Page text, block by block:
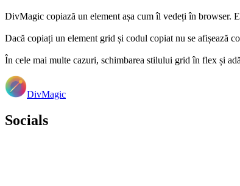
DivMagic copiază un element așa cum îl vedeți în browser.
Dacă copiați un element grid și codul copiat nu se afișează
În cele mai multe cazuri, schimbarea stilului grid în flex și
DivMagic
Socials